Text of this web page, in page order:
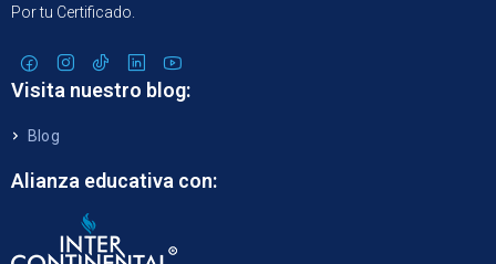
Por tu Certificado.
Visita nuestro blog:
Blog
Alianza educativa con: